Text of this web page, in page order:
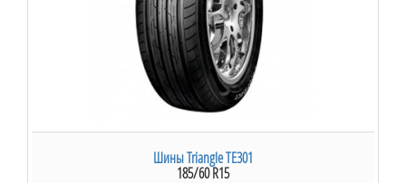
Шины Triangle TE301
185/60 R15